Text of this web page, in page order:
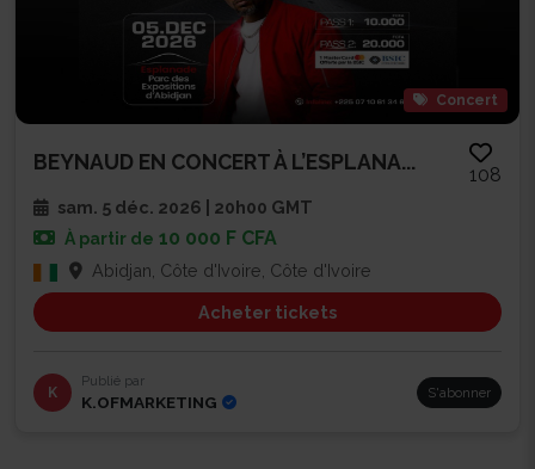
Concert
BEYNAUD EN CONCERT À L’ESPLANA...
108
sam. 5 déc. 2026 | 20h00 GMT
À partir de 10 000 F CFA
Abidjan, Côte d'Ivoire, Côte d'Ivoire
Acheter tickets
K
Publié par
K.OFMARKETING S'abonner